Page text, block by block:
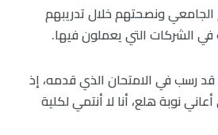
ونصحتهم خلال تدريبهم
الشركات التي يعملون فيها.
رسب في الامتحان الذي قدمه، إذ
نوبة هلع، أنا لا أنتمي لكلية